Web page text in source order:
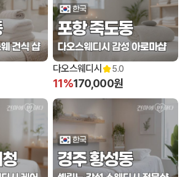
다오스웨디시 5.0
11%170,000원